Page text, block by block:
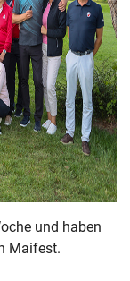
und haben
Maifest.